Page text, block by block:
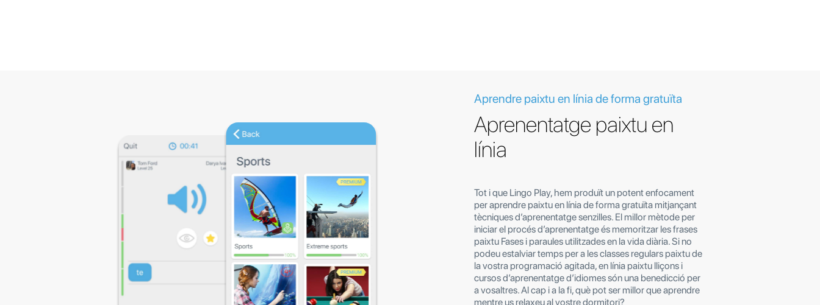
Aprendre paixtu en línia de forma gratuïta
Aprenentatge paixtu en
línia
Tot i que Lingo Play, hem produït un potent enfocament
per aprendre paixtu en línia de forma gratuïta mitjançant
tècniques d’aprenentatge senzilles. El millor mètode per
iniciar el procés d’aprenentatge és memoritzar les frases
paixtu Fases i paraules utilitzades en la vida diària. Si no
podeu estalviar temps per a les classes regulars paixtu de
la vostra programació agitada, en línia paixtu lliçons i
cursos d’aprenentatge d’idiomes són una benedicció per
a vosaltres. Al cap i a la fi, què pot ser millor que aprendre
mentre us relaxeu al vostre dormitori?